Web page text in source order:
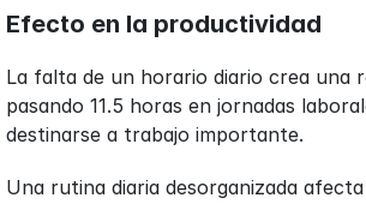
Efecto en la productividad
La falta de un horario diario crea una
pasando 11.5 horas en jornadas
destinarse a trabajo importante.
Una rutina diaria desorganizada